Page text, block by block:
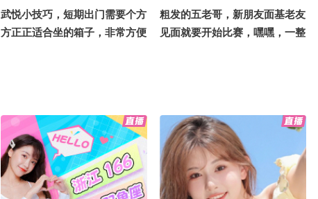
武悦小技巧，短期出门需要个方
方正正适合坐的箱子，非常方便
粗发的五老哥，新朋友面基老友
见面就要开始比赛，嘿嘿，一整